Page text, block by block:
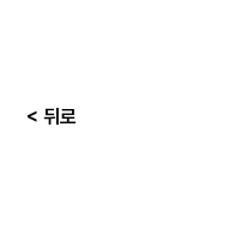
< 뒤로